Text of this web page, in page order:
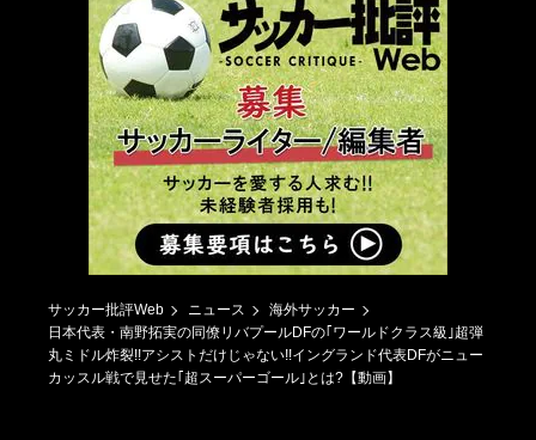
サッカー批評Web ニュース
海外サッカー
日本代表・南野拓実の同僚リバプールDFの｢ワールドクラス級｣超弾
丸ミドル炸裂!!アシストだけじゃない!!イングランド代表DFがニュー
カッスル戦で見せた｢超スーパーゴール｣とは?【動画】